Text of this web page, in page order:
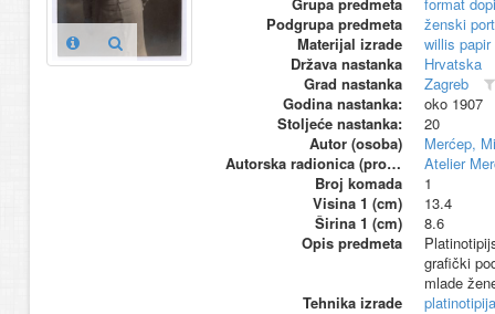
Podgrupa predmeta
ženski
Materijal izrade
willis papir
Država nastanka
Hrvatska
Grad nastanka
Zagreb
Godina nastanka:
oko 1907
Stoljeće nastanka:
20
Autor (osoba)
Merćep,
Autorska radionica (proizvođač)
Atelier
Broj komada
1
Visina 1 (cm)
13.4
Širina 1 (cm)
8.6
Opis predmeta
grafički
mlade
Tehnika izrade
platinotipija